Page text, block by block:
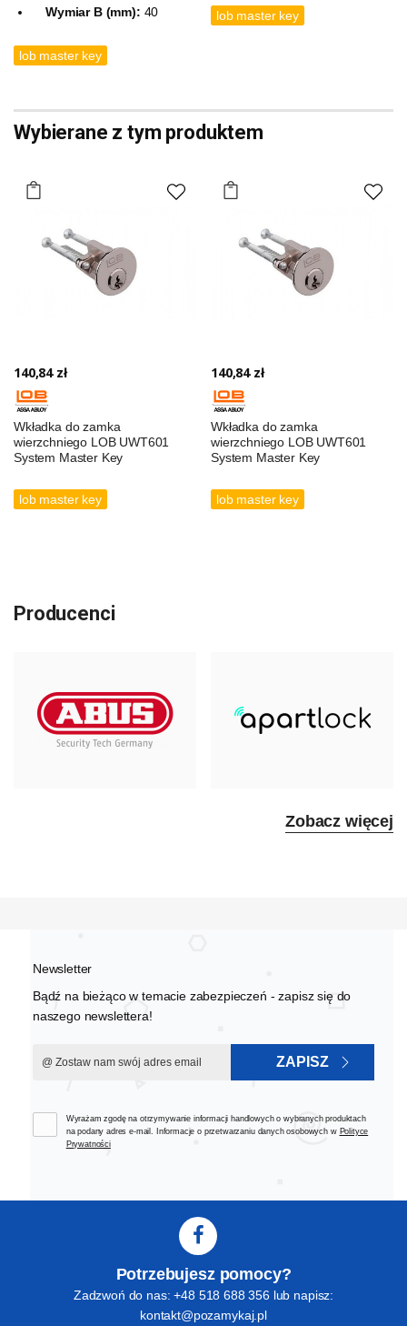
Wymiar B (mm): 40
lob master key
lob master key
Wybierane z tym produktem
140,84 zł
Wkładka do zamka
wierzchniego LOB UWT601
System Master Key
lob master key
140,84 zł
Wkładka do zamka
wierzchniego LOB UWT601
System Master Key
lob master key
Producenci
Zobacz więcej
Newsletter
Bądź na bieżąco w temacie zabezpieczeń - zapisz się do
naszego newslettera!
ZAPISZ
Wyrażam zgodę na otrzymywanie informacji handlowych o wybranych produktach
na podany adres e-mail. Informacje o przetwarzaniu danych osobowych w Polityce
Prywatności
Potrzebujesz pomocy?
Zadzwoń do nas: +48 518 688 356 lub napisz:
kontakt@pozamykaj.pl